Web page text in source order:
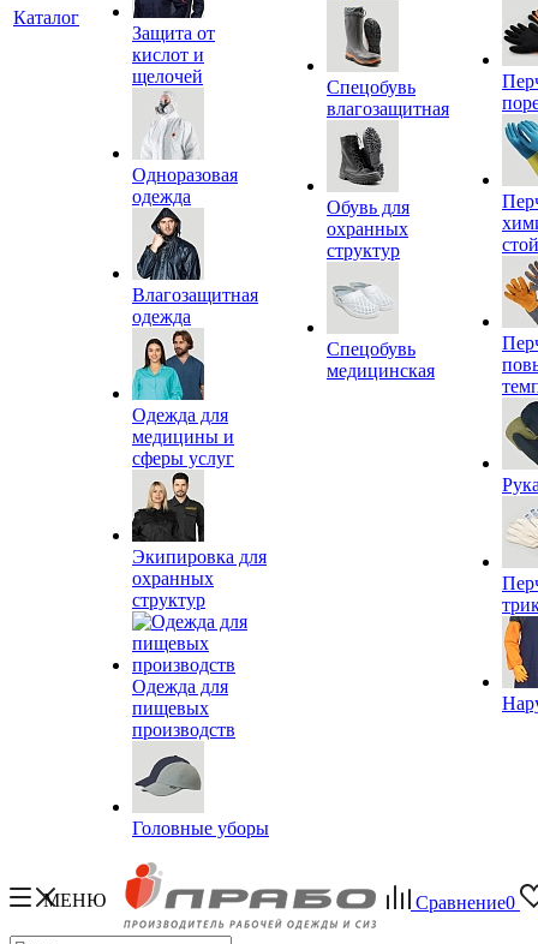
Каталог
Защита от
кислот и
щелочей
Одноразовая
одежда
Влагозащитная
одежда
Одежда для
медицины и
сферы услуг
Экипировка для
охранных
структур
Одежда для
пищевых
производств
Головные уборы
Спецобувь
влагозащитная
Обувь для
охранных
структур
Спецобувь
медицинская
МЕНЮ Сравнение0